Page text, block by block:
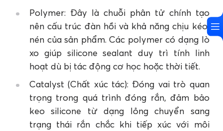
Polymer: Đây là chuỗi phân tử chính tạo
nên cấu trúc đàn hồi và khả năng chịu kéo,
nén của sản phẩm. Các polymer có dạng lò
xo giúp silicone sealant duy trì tính linh
hoạt dù bị tác động cơ học hoặc thời tiết.
Catalyst (Chất xúc tác): Đóng vai trò quan
trọng trong quá trình đóng rắn, đảm bảo
keo silicone từ dạng lỏng chuyển sang
trạng thái rắn chắc khi tiếp xúc với môi